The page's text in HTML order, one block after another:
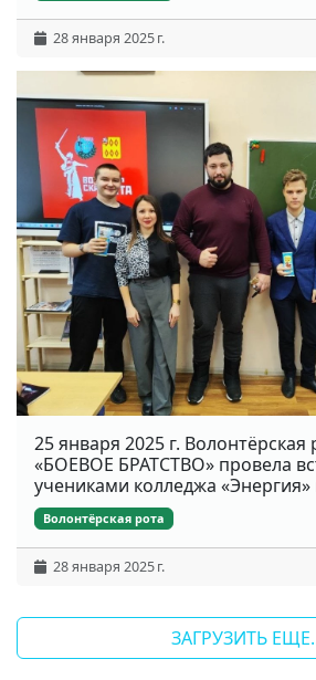
28 января 2025 г.
25 января 2025 г.
«БОЕВОЕ БРАТСТВО» провела
учениками колледжа «Энергия»
Волонтёрская рота
28 января 2025 г.
ЗАГРУЗИТЬ